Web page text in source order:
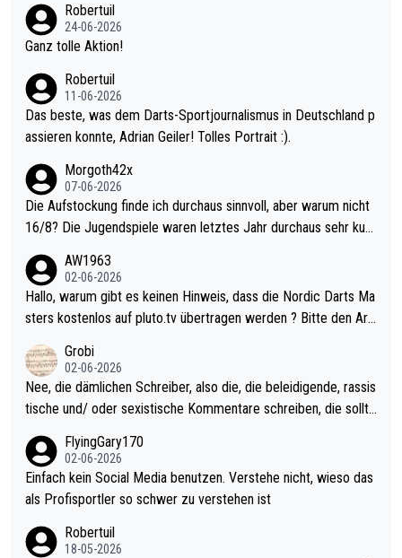
mal 40+ erst recht. Da gewinnst keinen Blumentopf - ist ja noc
h krasser wie ein Pokalspiel eines Kreisligisten vs einem Bund
Robertuil
24-06-2026
Ganz tolle Aktion!
Robertuil
11-06-2026
Das beste, was dem Darts-Sportjournalismus in Deutschland p
assieren konnte, Adrian Geiler! Tolles Portrait :).
Morgoth42x
07-06-2026
Die Aufstockung finde ich durchaus sinnvoll, aber warum nicht
16/8? Die Jugendspiele waren letztes Jahr durchaus sehr kurz
Allerdings ist Mitchell Lawrie als Nummer 1 der Welt eh qualifi
ziert. Somit ändert die automatische Qualifikation des Weltmei
sters erstmal nichts. Ich denke sie wollen damit für nächstes J
ohl wenig WDF Turniere spielen. Dies war bei Archie Self letzt
es Jahr der Fall. Er musste als amtierender Weltmeister durch
den Qualifier und ich glaube kaum, dass Mitchel sich das (in Ve
gas) antun würde, wenn er doch eigentlich die PDC-WM als Zi
el hat.
AW1963
02-06-2026
Hallo, warum gibt es keinen Hinweis, dass die Nordic Darts Ma
sters kostenlos auf pluto.tv übertragen werden ? Bitte den Arti
Grobi
02-06-2026
Nee, die dämlichen Schreiber, also die, die beleidigende, rassis
tische und/ oder sexistische Kommentare schreiben, die sollte
s Leben in den Griff kriegen. Nur eins wundert mich: Luke Little
r war doch neulich erst derjenige, der über Social Media GvV p
rovoziert hat. Und Littlers Mutter schießt öfters mal gegen Ric
FlyingGary170
02-06-2026
Einfach kein Social Media benutzen. Verstehe nicht, wieso das
als Profisportler so schwer zu verstehen ist
Robertuil
18-05-2026